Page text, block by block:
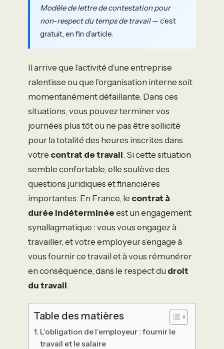
Modèle de lettre de contestation pour
non-respect du temps de travail— c’est
gratuit, en fin d’article.
Il arrive que l’activité d’une entreprise
ralentisse ou que l’organisation interne soit
momentanément défaillante. Dans ces
situations, vous pouvez terminer vos
journées plus tôt ou ne pas être sollicité
pour la totalité des heures inscrites dans
votre contrat de travail. Si cette situation
semble confortable, elle soulève des
questions juridiques et financières
importantes. En France, le contrat à
durée indéterminée est un engagement
synallagmatique : vous vous engagez à
travailler, et votre employeur s’engage à
vous fournir ce travail et à vous rémunérer
en conséquence, dans le respect du droit
du travail.
Table des matières
L’obligation de l’employeur : fournir le
travail et le salaire